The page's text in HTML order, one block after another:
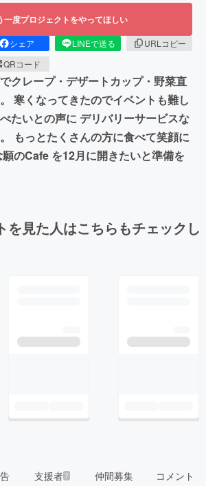
一度プロジェクトをやってほしい
シェア LINEで送る
URLコピー
QRコード
クレープ・デザートカップ・野菜直
寒くなってきたのでイベントも難し
たいとの声に デリバリーサービスな
もっとたくさんの方に食べて笑顔に
のCafe を12月に開きたいと準備を
を見た人はこちらもチェックし
支援者7 仲間募集 コメント